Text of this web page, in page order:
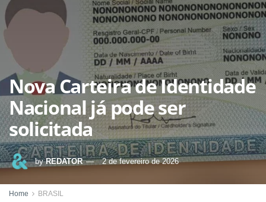
Nova Carteira de Identidade
Nacional já pode ser
solicitada
by REDATOR 2 de fevereiro de 2026
Home BRASIL